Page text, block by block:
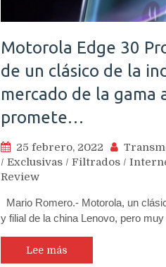
Motorola Edge 30
de un clásico de la
mercado de la gama
promete…
25 febrero, 2022
/ Exclusivas / Filtrados /
Review
Mario Romero.- Motorola, un
y filial de la china Lenovo, pero
Lee más